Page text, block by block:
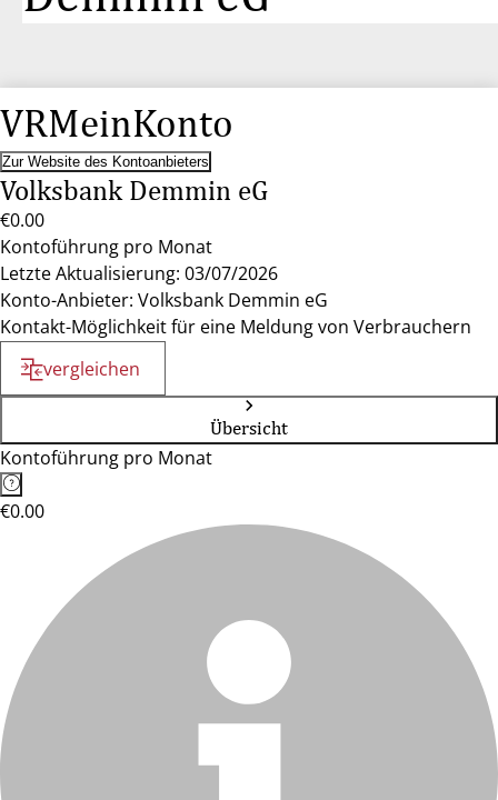
VRMeinKonto
Zur Website des Kontoanbieters
Volksbank Demmin eG
€0.00
Kontoführung pro Monat
Letzte Aktualisierung: 03/07/2026
Konto-Anbieter: Volksbank Demmin eG
Kontakt-Möglichkeit für eine Meldung von Verbrauchern
vergleichen
Übersicht
Kontoführung pro Monat
€0.00